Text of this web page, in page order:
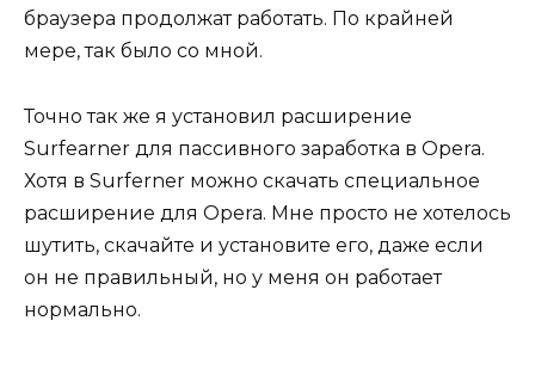
браузера продолжат работать. По крайней
мере, так было со мной.
Точно так же я установил расширение
Surfearner для пассивного заработка в Opera.
Хотя в Surferner можно скачать специальное
расширение для Opera. Мне просто не хотелось
шутить, скачайте и установите его, даже если
он не правильный, но у меня он работает
нормально.